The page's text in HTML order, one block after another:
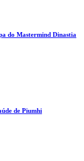
do Mastermind Dinastia
de Piumhi